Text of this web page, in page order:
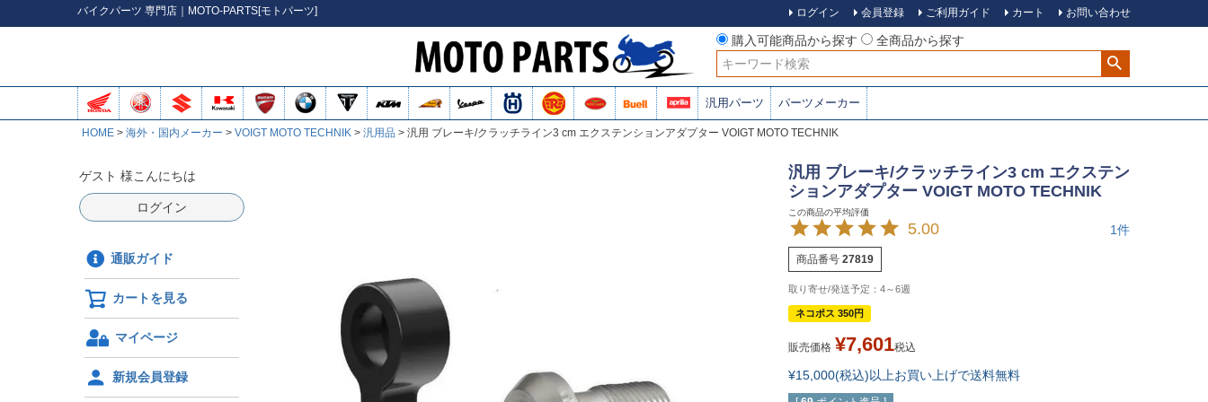
バイクパーツ 専門店｜MOTO-PARTS[モトパーツ] ログイン 会員登録 ご利用ガイド カート お問い合わせ
購入可能商品から探す
全商品から探す
検索
汎用パーツ パーツメーカー
HOME 海外・国内メーカー VOIGT MOTO TECHNIK 汎用品 汎用 ブレーキ/クラッチライン3 cm エクステンションアダプター VOIGT MOTO TECHNIK
ゲスト 様こんにちは
ログイン
通販ガイド
カートを見る
マイページ
新規会員登録
汎用 ブレーキ/クラッチライン3 cm エクステン
ションアダプター VOIGT MOTO TECHNIK
5.00 1
商品番号 27819
4～6週
ネコポス 350円
販売価格 ¥7,601税込
¥15,000(税込)以上お買い上げで送料無料